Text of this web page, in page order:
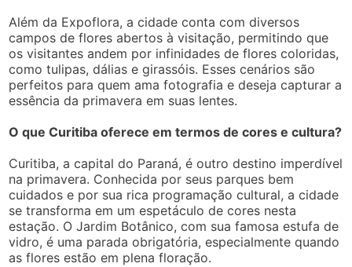
Além da Expoflora, a cidade conta com diversos
campos de flores abertos à visitação, permitindo que
os visitantes andem por infinidades de flores coloridas,
como tulipas, dálias e girassóis. Esses cenários são
perfeitos para quem ama fotografia e deseja capturar a
essência da primavera em suas lentes.
O que Curitiba oferece em termos de cores e cultura?
Curitiba, a capital do Paraná, é outro destino imperdível
na primavera. Conhecida por seus parques bem
cuidados e por sua rica programação cultural, a cidade
se transforma em um espetáculo de cores nesta
estação. O Jardim Botânico, com sua famosa estufa de
vidro, é uma parada obrigatória, especialmente quando
as flores estão em plena floração.